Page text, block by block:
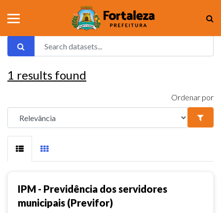
1 results found
Ordenar por
IPM - Previdência dos servidores
municipais (Previfor)